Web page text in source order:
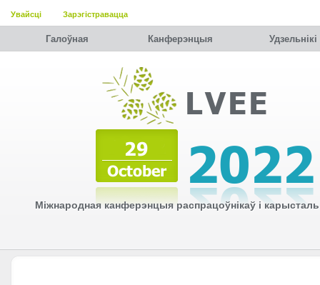
Увайсці Зарэгістравацца
Галоўная Канферэнцыя Удзельнiкi
Міжнародная канферэнцыя распрацоўнікаў і